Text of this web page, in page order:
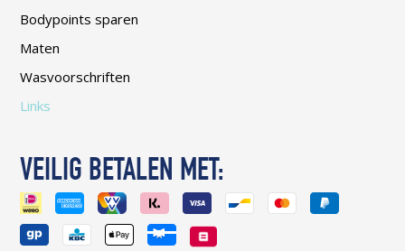
Bodypoints sparen
Maten
Wasvoorschriften
Links
VEILIG BETALEN MET: